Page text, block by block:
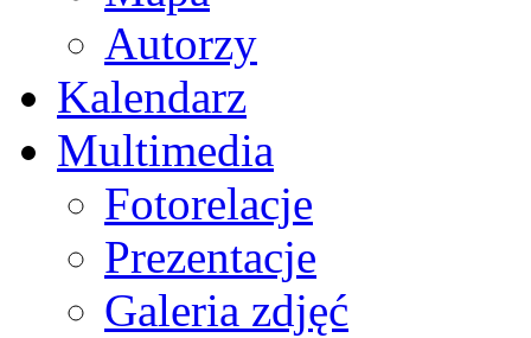
Autorzy
Kalendarz
Multimedia
Fotorelacje
Prezentacje
Galeria zdjęć